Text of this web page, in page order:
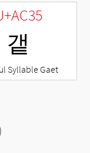
갵
Syllable Gaet